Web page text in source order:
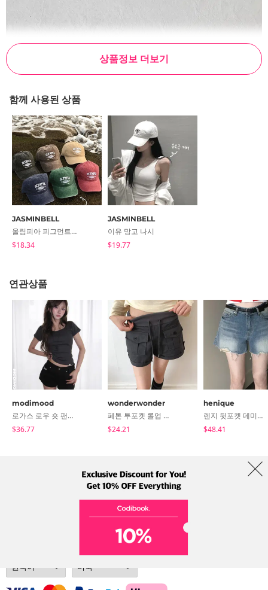
상품정보 더보기
#밴딩숏팬츠 #데일리숏팬츠 #꾸안꾸룩
넓은 밴딩과 여유있는 밑단으로
체형 보정되는 3부 반바지 소개해요 :-)
- 넓은 밴딩 디자인으로 뱃살 커버
- 허리 스트랩으로 사이즈 조절 가능!
- 숏한 기장감으로 길어보이는 레그라인
- 부드러운 원단으로 편안한 착용감 *.*
- 페이크 포켓 디자인으로 힙업 효과까지!
모델은 160/45 키에 비해 다리가 긴 체형으로
S 사이즈 착용하였습니다.
함께 사용된 상품
JASMINBELL
올림피아 피그먼트 볼캡 빈티지 워싱 레터링 자수 모자
$18.34
JASMINBELL
이유 망고 나시
$19.77
연관상품
modimood
로가스 로우 숏 팬츠-2color
$36.77
wonderwonder
페톤 투포켓 롤업 숏 팬츠
$24.21
henique
렌지 뒷포켓 데미지 3부 데님 숏팬츠 -1 Color
$48.41
이용약관 개인정보 처리방침
Address: A-301, 114, Gasan digital 2-ro, Geumcheon-gu, Seoul
Tel: +82-1661-1813 (Korean) Email: help@codibook.net